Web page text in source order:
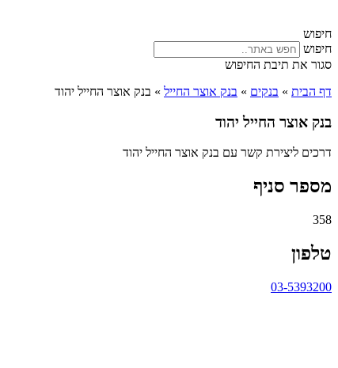
חיפוש
חיפוש
סגור את תיבת החיפוש
דף הבית » בנקים » בנק אוצר החייל » בנק אוצר החייל יהוד
בנק אוצר החייל יהוד
דרכים ליצירת קשר עם בנק אוצר החייל יהוד
מספר סניף
358
טלפון
03-5393200